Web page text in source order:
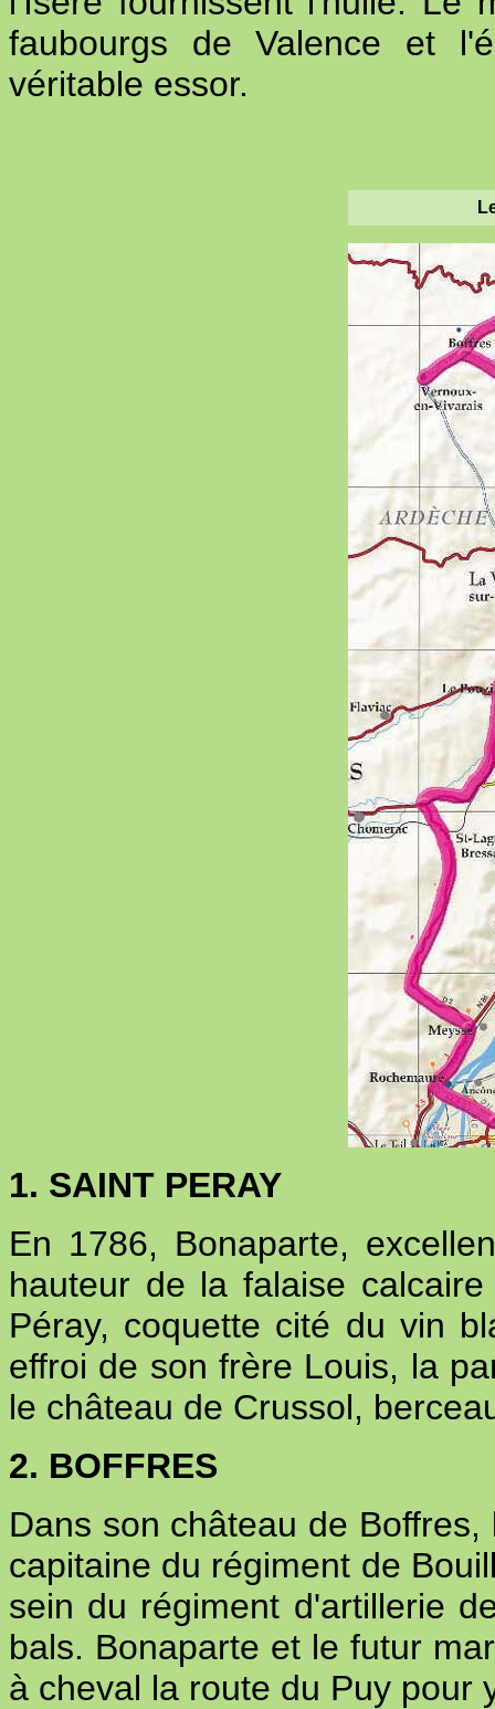
faubourgs de Valence et
véritable essor.
1. SAINT PERAY
En 1786, Bonaparte,
hauteur de la falaise
Péray, coquette cité du vin
effroi de son frère Louis, la
le château de Crussol,
2. BOFFRES
Dans son château de
capitaine du régiment de
sein du régiment d'artillerie
bals. Bonaparte et le futur
à cheval la route du Puy pour